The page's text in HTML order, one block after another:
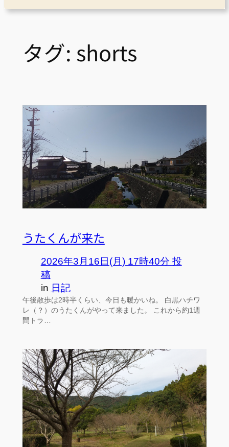
タグ: shorts
うたくんが来た
2026年3月16日(月) 17時40分 投
稿
in 日記
午後散歩は2時半くらい、今日も暖かいね。 白黒ハチワ
レ（？）のうたくんがやって来ました。 これから約1週
間トラ…